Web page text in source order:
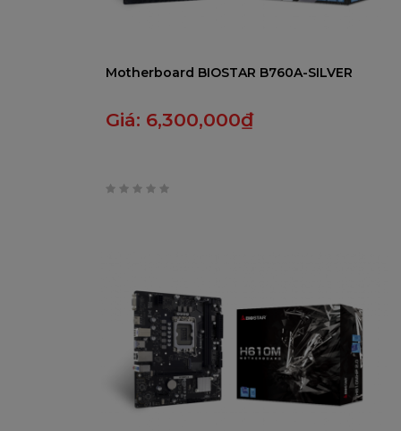
Motherboard BIOSTAR B760A-SILVER
Giá: 6,300,000₫